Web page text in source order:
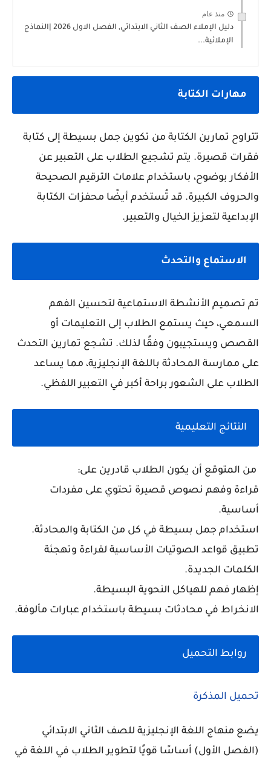
منذ عام
دليل الإملاء الصف الثاني الابتدائي, الفصل الاول 2026 |النماذج
الإملائية...
مهارات الكتابة
تتراوح تمارين الكتابة من تكوين جمل بسيطة إلى كتابة
فقرات قصيرة. يتم تشجيع الطلاب على التعبير عن
الأفكار بوضوح، باستخدام علامات الترقيم الصحيحة
والحروف الكبيرة. قد تُستخدم أيضًا محفزات الكتابة
الإبداعية لتعزيز الخيال والتعبير.
الاستماع والتحدث
تم تصميم الأنشطة الاستماعية لتحسين الفهم
السمعي، حيث يستمع الطلاب إلى التعليمات أو
القصص ويستجيبون وفقًا لذلك. تشجع تمارين التحدث
على ممارسة المحادثة باللغة الإنجليزية، مما يساعد
الطلاب على الشعور براحة أكبر في التعبير اللفظي.
النتائج التعليمية
من المتوقع أن يكون الطلاب قادرين على:
قراءة وفهم نصوص قصيرة تحتوي على مفردات
أساسية.
استخدام جمل بسيطة في كل من الكتابة والمحادثة.
تطبيق قواعد الصوتيات الأساسية لقراءة وتهجئة
الكلمات الجديدة.
إظهار فهم للهياكل النحوية البسيطة.
الانخراط في محادثات بسيطة باستخدام عبارات مألوفة.
روابط التحميل
تحميل المذكرة
يضع منهاج اللغة الإنجليزية للصف الثاني الابتدائي
(الفصل الأول) أساسًا قويًا لتطوير الطلاب في اللغة في